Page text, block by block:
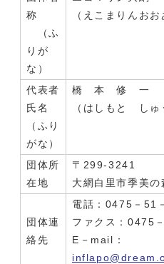
称
（ふ
りが
な）
（えこまりんおお
代表者
氏名
（ふり
がな）
橋 本 修 一
（はしもと しゅ
団体所
在地
〒299-3241
大網白里市季美
団体連
絡先
電話：0475－51
ファクス：0475
E－mail：